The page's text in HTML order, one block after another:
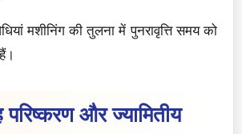
मशीनिंग की तुलना में पुनरावृत्ति समय को
और ज्यामितीय